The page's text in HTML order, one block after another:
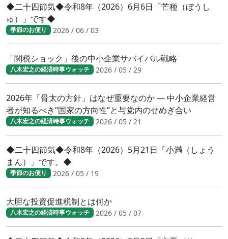
◆二十四節気◆令和8年（2026）6月6日「芒種（ぼうし
ゅ）」です◆
季節のお便り 2026 / 06 / 03
「関税ショック」後の中小企業サバイバル戦略
八木宏之の経済時事ウォッチ 2026 / 05 / 29
2026年「骨太の方針」はなぜ重要なのか ― 中小企業経営
者が知るべき“国家の方向性”と与党内のせめぎ合い
八木宏之の経済時事ウォッチ 2026 / 05 / 21
◆二十四節気◆令和8年（2026）5月21日「小満（しょう
まん）」です。◆
季節のお便り 2026 / 05 / 19
大胆な投資促進税制とは何か
八木宏之の経済時事ウォッチ 2026 / 05 / 07